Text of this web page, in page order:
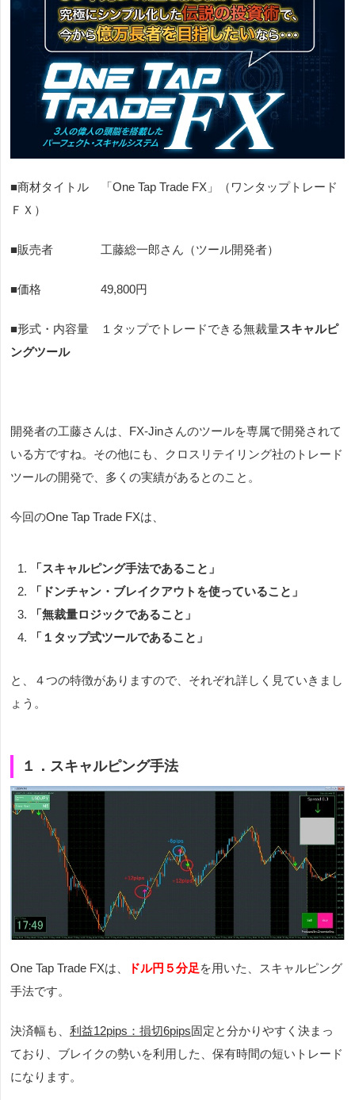
■商材タイトル 「One Tap Trade FX 」（ワンタップトレード
ＦＸ）
■販売者 工藤総一郎さん（ツール開発者）
■価格 49,800円
■形式・内容量 １タップでトレードできる無裁量スキャルピ
ングツール
開発者の工藤さんは、FX-Jinさんのツールを専属で開発されて
いる方ですね。その他にも、クロスリテイリング社のトレード
ツールの開発で、多くの実績があるとのこと。
今回のOne Tap Trade FXは、
「スキャルピング手法であること」
「ドンチャン・ブレイクアウトを使っていること」
「無裁量ロジックであること」
「１タップ式ツールであること」
と、４つの特徴がありますので、それぞれ詳しく見ていきまし
ょう。
１．スキャルピング手法
One Tap Trade FXは、 ドル円５分足を用いた、スキャルピング
手法です。
決済幅も、 利益12pips：損切6pips固定と分かりやすく決まっ
ており、ブレイクの勢いを利用した、保有時間の短いトレード
になります。